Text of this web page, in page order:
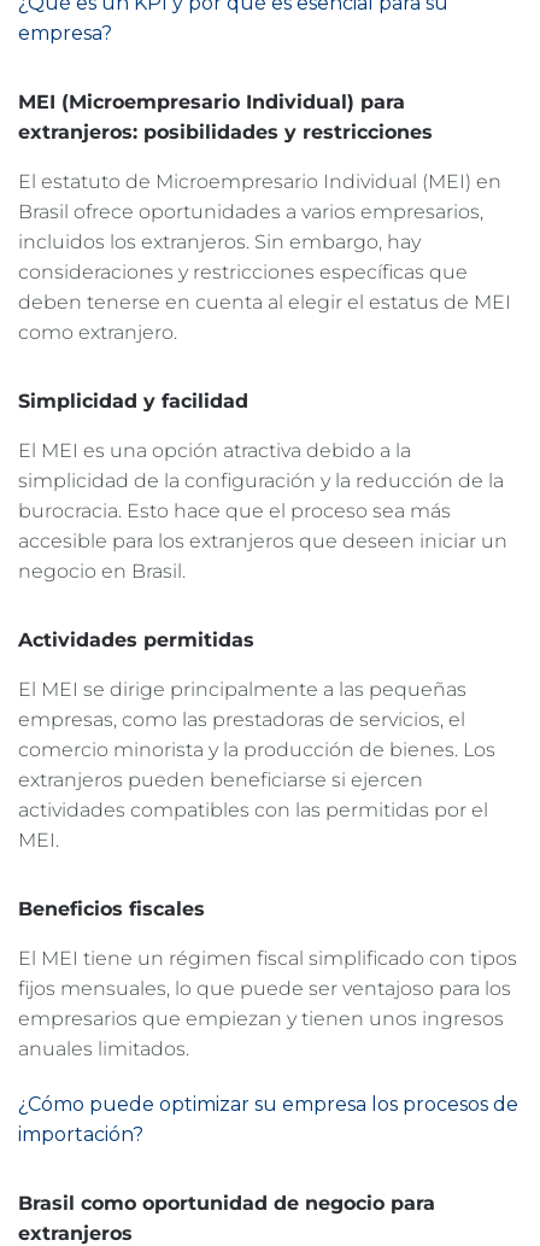
empresa?
MEI (Microempresario Individual) para
extranjeros: posibilidades y restricciones
El estatuto de Microempresario Individual (MEI) en
Brasil ofrece oportunidades a varios empresarios,
incluidos los extranjeros. Sin embargo, hay
consideraciones y restricciones específicas que
deben tenerse en cuenta al elegir el estatus de MEI
como extranjero.
Simplicidad y facilidad
El MEI es una opción atractiva debido a la
simplicidad de la configuración y la reducción de la
burocracia. Esto hace que el proceso sea más
accesible para los extranjeros que deseen iniciar un
negocio en Brasil.
Actividades permitidas
El MEI se dirige principalmente a las pequeñas
empresas, como las prestadoras de servicios, el
comercio minorista y la producción de bienes. Los
extranjeros pueden beneficiarse si ejercen
actividades compatibles con las permitidas por el
MEI.
Beneficios fiscales
El MEI tiene un régimen fiscal simplificado con tipos
fijos mensuales, lo que puede ser ventajoso para los
empresarios que empiezan y tienen unos ingresos
anuales limitados.
¿Cómo puede optimizar su empresa los procesos de
importación?
Brasil como oportunidad de negocio para
extranjeros